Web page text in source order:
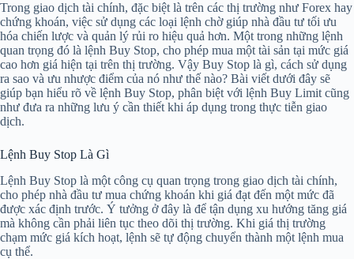
Trong giao dịch tài chính, đặc biệt là trên các thị trường như Forex hay
chứng khoán, việc sử dụng các loại lệnh chờ giúp nhà đầu tư tối ưu
hóa chiến lược và quản lý rủi ro hiệu quả hơn. Một trong những lệnh
quan trọng đó là lệnh Buy Stop, cho phép mua một tài sản tại mức giá
cao hơn giá hiện tại trên thị trường. Vậy Buy Stop là gì, cách sử dụng
ra sao và ưu nhược điểm của nó như thế nào? Bài viết dưới đây sẽ
giúp bạn hiểu rõ về lệnh Buy Stop, phân biệt với lệnh Buy Limit cũng
như đưa ra những lưu ý cần thiết khi áp dụng trong thực tiễn giao
dịch.
Lệnh Buy Stop Là Gì
Lệnh Buy Stop là một công cụ quan trọng trong giao dịch tài chính,
cho phép nhà đầu tư mua chứng khoán khi giá đạt đến một mức đã
được xác định trước. Ý tưởng ở đây là để tận dụng xu hướng tăng giá
mà không cần phải liên tục theo dõi thị trường. Khi giá thị trường
chạm mức giá kích hoạt, lệnh sẽ tự động chuyển thành một lệnh mua
cụ thể.